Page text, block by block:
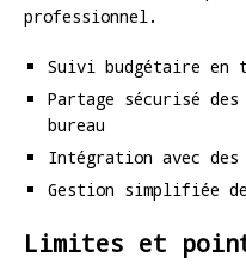
professionnel.
Suivi budgétaire en
Partage sécurisé des
bureau
Intégration avec
Gestion simplifiée
Limites et